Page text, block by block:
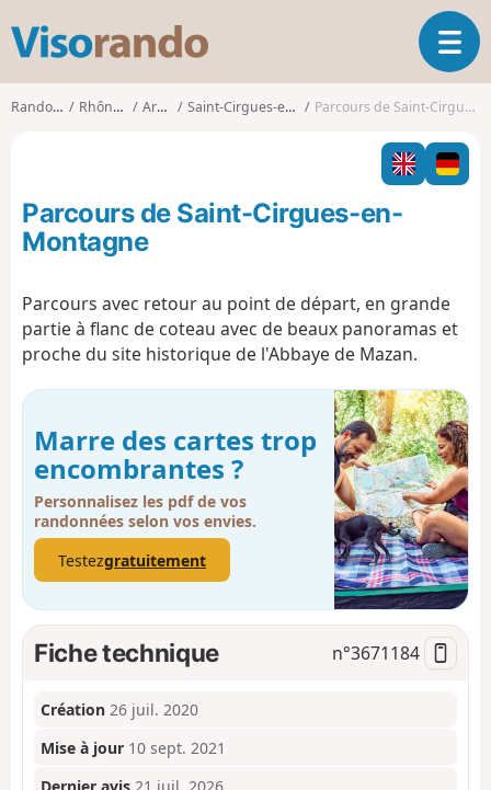
s
o
o
O
u
r
i
r
l
i
g
i
o
n
Randonnées Rhône-Alpes Ardèche Saint-Cirgues-en-Montagne Parcours de Saint-Cirgues-en-Montagne
Parcours de Saint-Cirgues-en-
Montagne
Parcours avec retour au point de départ, en grande
partie à flanc de coteau avec de beaux panoramas et
proche du site historique de l'Abbaye de Mazan.
Marre des cartes trop
encombrantes ?
Personnalisez les pdf de vos
randonnées selon vos envies.
Testezgratuitement
Fiche technique n°3671184
Création 26 juil. 2020
Mise à jour 10 sept. 2021
Dernier avis 21 juil. 2026